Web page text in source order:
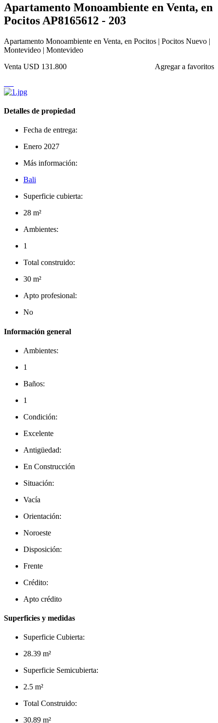
Apartamento Monoambiente en Venta, en
Pocitos AP8165612 - 203
Apartamento Monoambiente en Venta, en Pocitos | Pocitos Nuevo |
Montevideo | Montevideo
Agregar a favoritos
Venta USD 131.800
Detalles de propiedad
Fecha de entrega:
Enero 2027
Más información:
Bali
Superficie cubierta:
28 m²
Ambientes:
1
Total construido:
30 m²
Apto profesional:
No
Información general
Ambientes:
1
Baños:
1
Condición:
Excelente
Antigüedad:
En Construcción
Situación:
Vacía
Orientación:
Noroeste
Disposición:
Frente
Crédito:
Apto crédito
Superficies y medidas
Superficie Cubierta:
28.39 m²
Superficie Semicubierta:
2.5 m²
Total Construido:
30.89 m²